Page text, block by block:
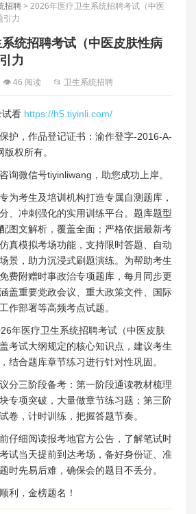
招聘 > 2026年医疗卫生系统招聘考试（中医
引力
统招聘考试（中医皮肤性病
力
👁 46 阅读 📂 卫生系统招聘
试看 https://h5.tiyinli.com/
护，作品登记证书：渝作登字-2016-A-
权所有。
询微信号tiyinliwang，助您成功上岸。
为考生及培训机构打造专属自测题库，
、冲刺强化的实用训练平台。题库题型
图文解析，覆盖全面；严格依据最新考
真模拟考场功能，支持限时答题、自动
景，助力沉浸式刷题演练。为帮助考生
费附赠时事政治专项题库，每月同步更
盖重要党政会议、重大政策文件、国际
作部署等高频考点试题。
年医疗卫生系统招聘考试（中医皮肤
考试大纲规定的核心知识点，建议考生
结合题库章节练习进行针对性巩固。
分三阶段备考：第一阶段通读教材梳理
专项突破，大量做章节练习题；第三阶
卷，计时训练，把握答题节奏。
前仔细阅读报考地官方公告，了解笔试时
试当天提前到达考场，备好身份证、准
时先易后难，确保会的题目不丢分。
利，金榜题名！